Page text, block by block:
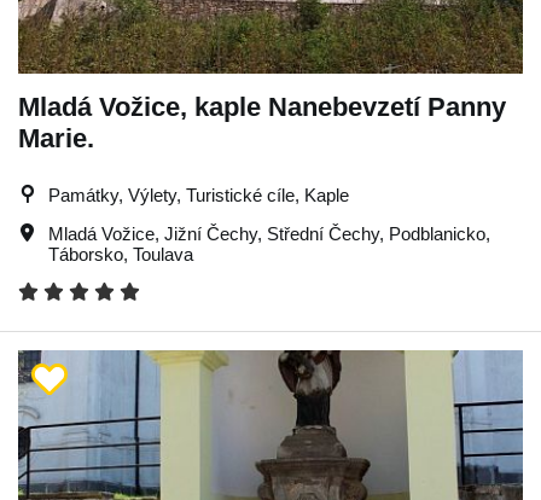
Mladá Vožice, kaple Nanebevzetí Panny
Marie.
Památky, Výlety, Turistické cíle, Kaple
Mladá Vožice, Jižní Čechy, Střední Čechy, Podblanicko,
Táborsko, Toulava